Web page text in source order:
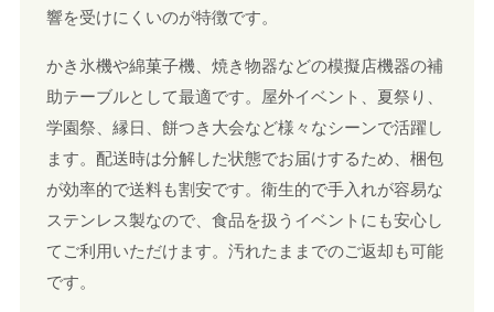
響を受けにくいのが特徴です。
かき氷機や綿菓子機、焼き物器などの模擬店機器の補
助テーブルとして最適です。屋外イベント、夏祭り、
学園祭、縁日、餅つき大会など様々なシーンで活躍し
ます。配送時は分解した状態でお届けするため、梱包
が効率的で送料も割安です。衛生的で手入れが容易な
ステンレス製なので、食品を扱うイベントにも安心し
てご利用いただけます。汚れたままでのご返却も可能
です。